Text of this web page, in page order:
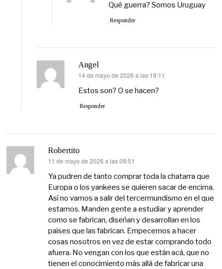
Qué guerra? Somos Uruguay
Responder
Angel
dice:
14 de mayo de 2026 a las 19:11
Estos son? O se hacen?
Responder
Robertito
dice:
11 de mayo de 2026 a las 09:51
Ya pudren de tanto comprar toda la chatarra que
Europa o los yankees se quieren sacar de encima.
Así no vamos a salir del tercermundismo en el que
estamos. Manden gente a estudiar y aprender
como se fabrican, diseñan y desarrollan en los
países que las fabrican. Empecemos a hacer
cosas nosotros en vez de estar comprando todo
afuera. No vengan con los que están acá, que no
tienen el conocimiento más allá de fabricar una